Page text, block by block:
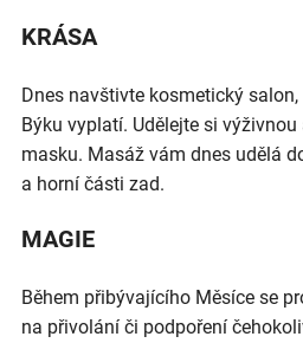
KRÁSA
Dnes navštivte kosmetický
Býku vyplatí. Udělejte si
masku. Masáž vám dnes udělá
a horní části zad.
MAGIE
Během přibývajícího Měsíce se
na přivolání či podpoření